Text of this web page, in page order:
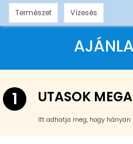
Természet Vízesés
1 UTASOK
Itt adhatja meg, hogy hányan